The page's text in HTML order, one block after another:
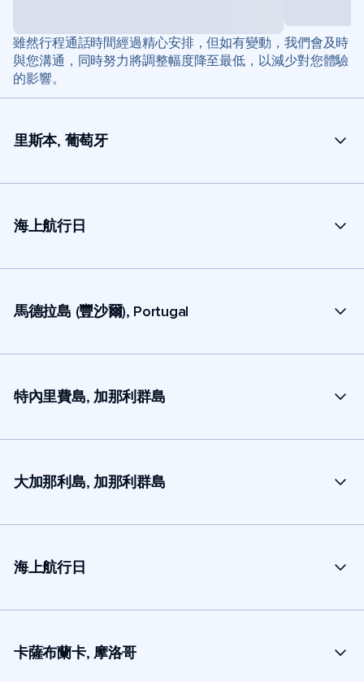
雖然行程通話時間經過精心安排，但如有變動，我們會及時
與您溝通，同時努力將調整幅度降至最低，以減少對您體驗
的影響。
里斯本, 葡萄牙
海上航行日
馬德拉島 (豐沙爾), Portugal
特內里費島, 加那利群島
大加那利島, 加那利群島
海上航行日
卡薩布蘭卡, 摩洛哥